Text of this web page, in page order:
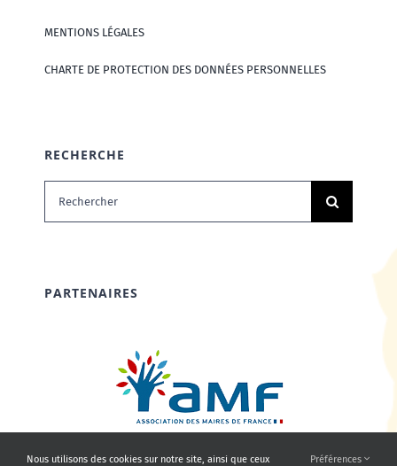
MENTIONS LÉGALES
CHARTE DE PROTECTION DES DONNÉES PERSONNELLES
RECHERCHE
Rechercher:
PARTENAIRES
Nous utilisons des cookies sur notre site, ainsi que ceux Préférences